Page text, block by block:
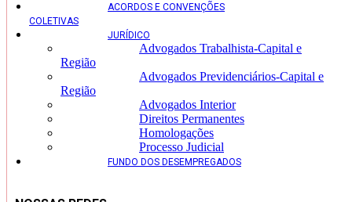
ACORDOS E CONVENÇÕES
COLETIVAS
JURÍDICO
Advogados Trabalhista-Capital e
Região
Advogados Previdenciários-Capital e
Região
Advogados Interior
Direitos Permanentes
Homologações
Processo Judicial
FUNDO DOS DESEMPREGADOS